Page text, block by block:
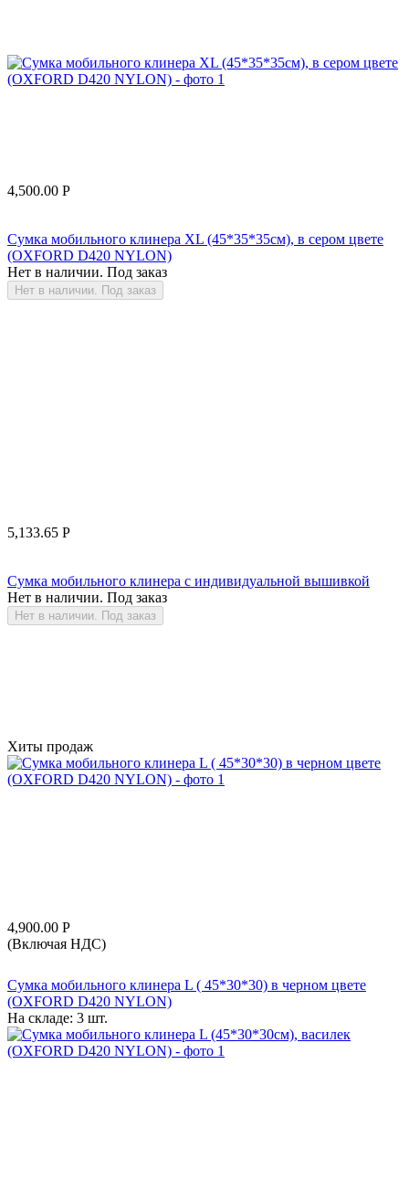
4,500.00 Р
Сумка мобильного клинера XL (45*35*35см), в сером цвете
(OXFORD D420 NYLON)
Нет в наличии. Под заказ
Нет в наличии. Под заказ
5,133.65 Р
Сумка мобильного клинера с индивидуальной вышивкой
Нет в наличии. Под заказ
Нет в наличии. Под заказ
Хиты продаж
4,900.00 Р
(Включая НДС)
Сумка мобильного клинера L ( 45*30*30) в черном цвете
(OXFORD D420 NYLON)
На складе: 3 шт.